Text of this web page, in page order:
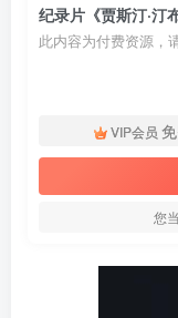
此内容为付费资源，
VIP会员
您